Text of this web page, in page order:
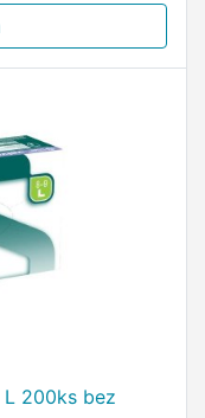
L 200ks bez